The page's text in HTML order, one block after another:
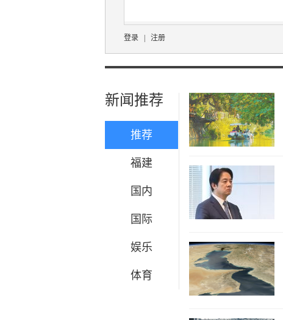
登录 注册
新闻推荐
推荐
福建
国内
国际
娱乐
体育